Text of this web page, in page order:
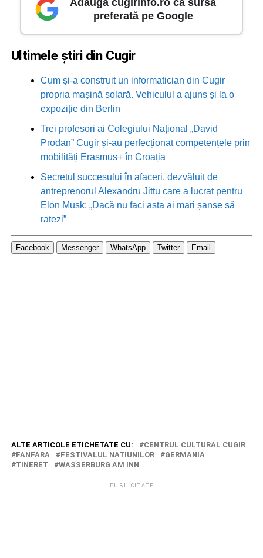
preferată pe Google
Ultimele știri din Cugir
Cum și-a construit un informatician din Cugir
propria mașină solară. Vehiculul a ajuns și la o
expoziție din Berlin
Trei profesori ai Colegiului Național „David
Prodan” Cugir și-au perfecționat competențele prin
mobilități Erasmus+ în Croația
Secretul succesului în afaceri, dezvăluit de
antreprenorul Alexandru Jittu care a lucrat pentru
Elon Musk: „Dacă nu faci asta ai mari șanse să
ratezi”
Facebook Messenger WhatsApp Twitter Email
ALTE ARTICOLE ETICHETATE CU:
CENTRUL CULTURAL CUGIR
FANFARA
FESTIVALUL NATIUNILOR
GERMANIA
TINERET
WASSERBURG AM INN
PUBLICITATE